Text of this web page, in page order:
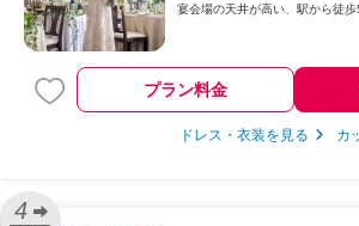
宴会場の天井が高い
駅から徒歩
プラン料金
ドレス・衣装を見る カ
4